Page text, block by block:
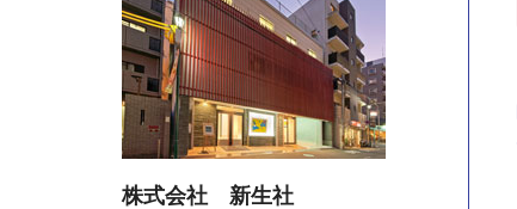
株式会社 新生社